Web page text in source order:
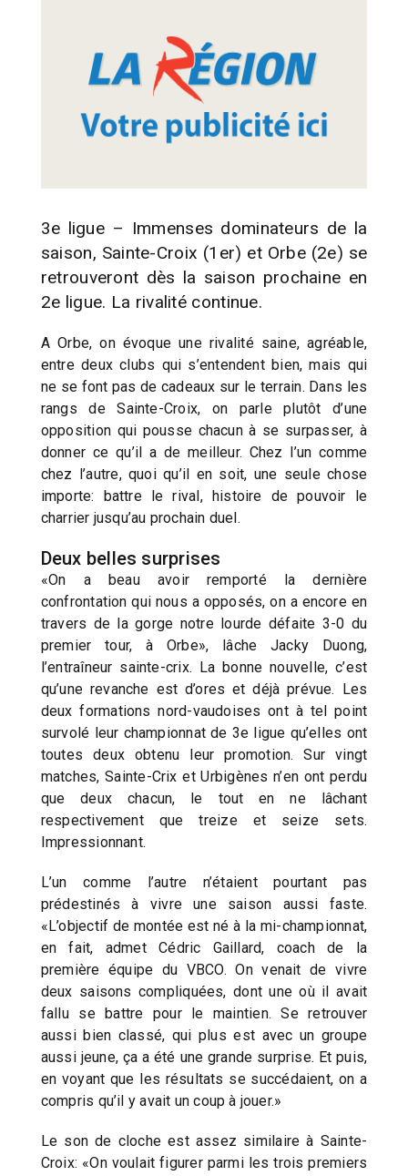
3e ligue – Immenses dominateurs de la
saison, Sainte-Croix (1er) et Orbe (2e) se
retrouveront dès la saison prochaine en
2e ligue. La rivalité continue.
A Orbe, on évoque une rivalité saine, agréable,
entre deux clubs qui s’entendent bien, mais qui
ne se font pas de cadeaux sur le terrain. Dans les
rangs de Sainte-Croix, on parle plutôt d’une
opposition qui pousse chacun à se surpasser, à
donner ce qu’il a de meilleur. Chez l’un comme
chez l’autre, quoi qu’il en soit, une seule chose
importe: battre le rival, histoire de pouvoir le
charrier jusqu’au prochain duel.
Deux belles surprises
«On a beau avoir remporté la dernière
confrontation qui nous a opposés, on a encore en
travers de la gorge notre lourde défaite 3-0 du
premier tour, à Orbe», lâche Jacky Duong,
l’entraîneur sainte-crix. La bonne nouvelle, c’est
qu’une revanche est d’ores et déjà prévue. Les
deux formations nord-vaudoises ont à tel point
survolé leur championnat de 3e ligue qu’elles ont
toutes deux obtenu leur promotion. Sur vingt
matches, Sainte-Crix et Urbigènes n’en ont perdu
que deux chacun, le tout en ne lâchant
respectivement que treize et seize sets.
Impressionnant.
L’un comme l’autre n’étaient pourtant pas
prédestinés à vivre une saison aussi faste.
«L’objectif de montée est né à la mi-championnat,
en fait, admet Cédric Gaillard, coach de la
première équipe du VBCO. On venait de vivre
deux saisons compliquées, dont une où il avait
fallu se battre pour le maintien. Se retrouver
aussi bien classé, qui plus est avec un groupe
aussi jeune, ça a été une grande surprise. Et puis,
en voyant que les résultats se succédaient, on a
compris qu’il y avait un coup à jouer.»
Le son de cloche est assez similaire à Sainte-
Croix: «On voulait figurer parmi les trois premiers